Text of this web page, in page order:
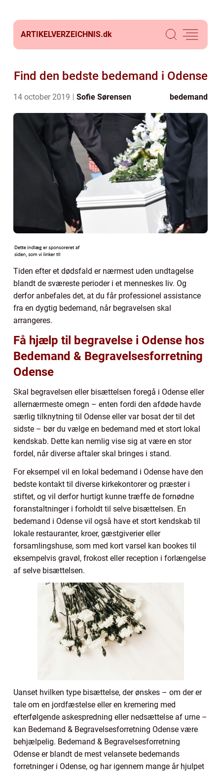
ARTIKELVERZEICHNIS.dk
Find den bedste bedemand i Odense
14 october 2019 Sofie Sørensen bedemand
Tiden efter et dødsfald er nærmest uden undtagelse
blandt de sværeste perioder i et menneskes liv. Og
derfor anbefales det, at du får professionel assistance
fra en dygtig bedemand, når begravelsen skal
arrangeres.
Få hjælp til begravelse i Odense hos
Bedemand & Begravelsesforretning
Odense
Skal begravelsen eller bisættelsen foregå i Odense eller
allernærmeste omegn – enten fordi den afdøde havde
særlig tilknytning til Odense eller var bosat der til det
sidste – bør du vælge en bedemand med et stort lokal
kendskab. Dette kan nemlig vise sig at være en stor
fordel, når diverse aftaler skal bringes i stand.
For eksempel vil en lokal bedemand i Odense have den
bedste kontakt til diverse kirkekontorer og præster i
stiftet, og vil derfor hurtigt kunne træffe de fornødne
foranstaltninger i forholdt til selve bisættelsen. En
bedemand i Odense vil også have et stort kendskab til
lokale restauranter, kroer, gæstgiverier eller
forsamlingshuse, som med kort varsel kan bookes til
eksempelvis gravøl, frokost eller reception i forlængelse
af selve bisættelsen.
Uanset hvilken type bisættelse, der ønskes – om der er
tale om en jordfæstelse eller en kremering med
efterfølgende askespredning eller nedsættelse af urne –
kan Bedemand & Begravelsesforretning Odense være
behjælpelig. Bedemand & Begravelsesforretning
Odense er blandt de mest velansete bedemands
forretninger i Odense, og har igennem mange år hjulpet